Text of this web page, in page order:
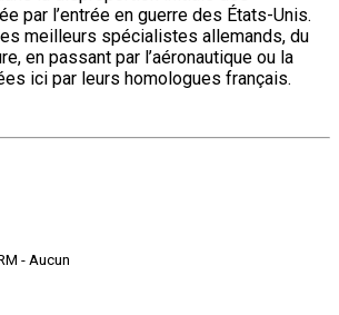
par l’entrée en guerre des États-Unis.
meilleurs spécialistes allemands, du
en passant par l’aéro­nautique ou la
ici par leurs homologues français.
- Aucun